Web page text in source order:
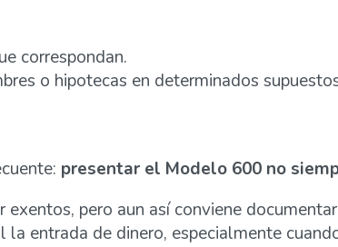
correspondan.
o hipotecas en determinados
presentar el Modelo 600 no
pero aun así conviene
entrada de dinero, especialmente